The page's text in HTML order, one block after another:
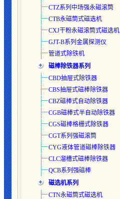
CTZ系列中场强永磁滚筒
CTB永磁筒式磁选机
CXJ干粉永磁滚筒式磁选机
GJT-B系列金属探测仪
管道式除铁机
磁棒除铁器系列
CBD抽屉式除铁器
CBS抽屉式磁棒除铁器
CBZ磁棒式自动除铁器
CGB磁棒式半自动除铁器
CGS磁棒格栅式除铁器
CGT系列强磁滚筒
CYG液体管道磁棒除铁器
CLC溜槽式磁棒除铁器
QCB系列强磁棒
磁选机系列
CTN永磁筒式磁选机